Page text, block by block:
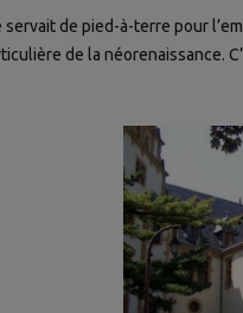
de pied-à-terre pour
de la néorenaissance.